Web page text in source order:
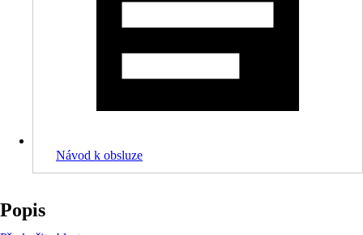
Návod k obsluze
Popis